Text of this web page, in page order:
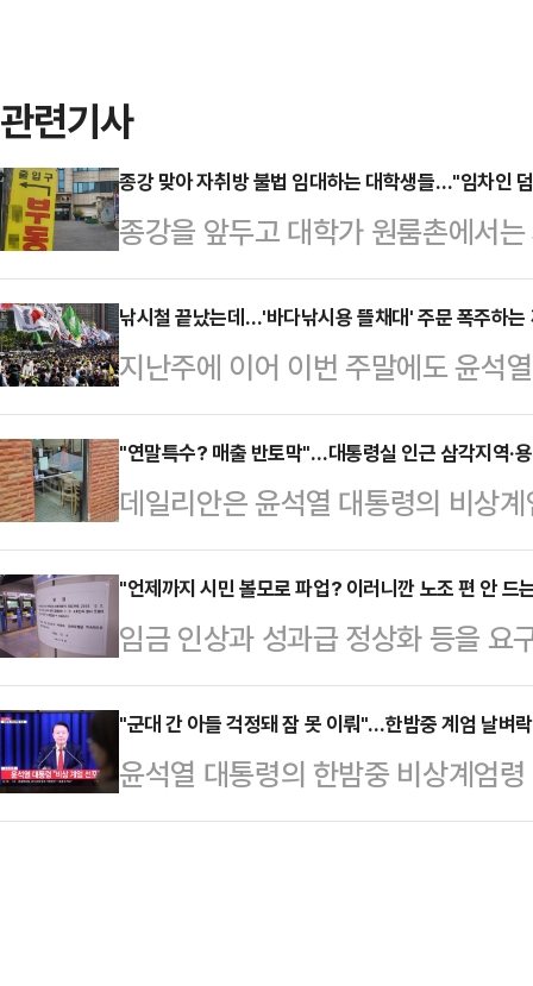
관련기사
종강 맞아 자취방 불법 임대하는 대학생들…"임차인
종강을 앞두고 대학가 원룸촌에서
간 임대하는 '전대'가 이뤄지고 있
집주인의 동의 없이 진행되는 '불법
가들은 "불법 전대는 임대차 계약
가 없는 전대차 계약은 명백한 불법
적으로 임차인에게 있다"고 강조했
의 방학이 시작되는 12월 중순을
타임'에는 방학…
낚시철 끝났는데…'바다낚시용 뜰채대' 주문 폭주하
지난주에 이어 이번 주말에도 윤석
운데, 전국에서 각종 집회·시위 용
리안 취재 결과 확인됐다.11일 데
한 낚시용품 업체에서는 난데없이 '
운영하는 A씨는 업체를 방문한 기
류의 낚시용품들이 창고 선반에 쌓
었다.A씨는 "여기에 놓여있었던 것
터 뜰채대 주문이 …
"연말특수? 매출 반토막"…대통령실 인근 삼각지역·
데일리안은 윤석열 대통령의 비상
통령실 인근 상권이 밀집해 있는 삼
씨 만큼이나 한산한 분위기에서 상
발걸음이 아예 끊겼다며 대통령이
관저 입구 곳곳에는 수십 명의 경찰
한 시민이 대통령실 입구를 사진 촬
다. 또 촬영된 사진은 모두 삭제를
"국방부도 함께 있…
"언제까지 시민 볼모로 파업? 이러니깐 노조 편 안
임금 인상과 성과급 정상화 등을 요
조합(철도노조)이 5일 오전 첫 열차
다. 이에 따라 고속철도(KTX)와 새
이 시작됐고, 한국철도공사(코레일
송에 차질이 발생했다. 출근길 불편
"군대 간 아들 걱정돼 잠 못 이뤄"…한밤중 계엄 날벼
윤석열 대통령의 한밤중 비상계엄
해제됐다. 불과 6시간의 짧은 계엄